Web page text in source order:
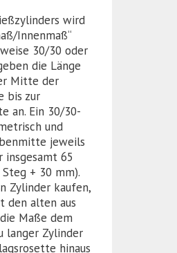
wird
Innenmaß“
30/30 oder
die Länge
Mitte der
bis zur
an. Ein 30/30-
und
jeweils
65
+ 30 mm).
Zylinder kaufen,
den alten aus
Maße dem
langer Zylinder
hinaus